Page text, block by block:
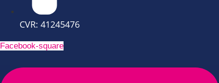
CVR: 41245476
Facebook-square